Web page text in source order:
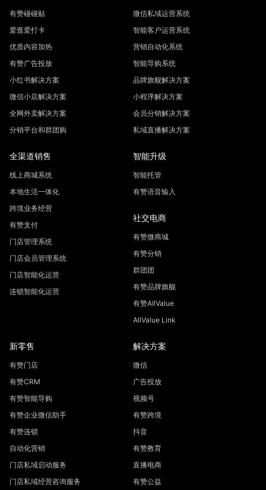
有赞碰碰贴
爱逛爱打卡
优质内容加热
有赞广告投放
小红书解决方案
微信小店解决方案
全网外卖解决方案
分销平台和群团购
微信私域运营系统
智能客户运营系统
营销自动化系统
智能导购系统
品牌旗舰解决方案
小程序解决方案
会员分销解决方案
私域直播解决方案
全渠道销售
线上商城系统
本地生活一体化
跨境业务经营
有赞支付
门店管理系统
门店会员管理系统
门店智能化运营
连锁智能化运营
智能升级
智能托管
有赞语音输入
社交电商
有赞微商城
有赞分销
群团团
有赞品牌旗舰
有赞AllValue
AllValue Link
新零售
有赞门店
有赞CRM
有赞智能导购
有赞企业微信助手
有赞连锁
自动化营销
门店私域启动服务
门店私域经营咨询服务
解决方案
微信
广告投放
视频号
有赞跨境
抖音
有赞教育
直播电商
有赞公益